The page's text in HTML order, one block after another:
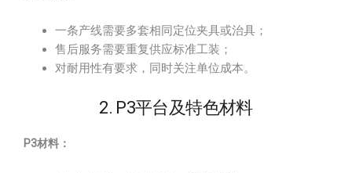
一条产线需要多套相同定位夹具或治具；
售后服务需要重复供应标准工装；
对耐用性有要求，同时关注单位成本。
2. P3平台及特色材料
P3材料：